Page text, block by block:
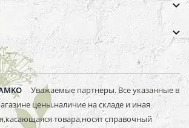
Уважаемые партнеры. Все указанные в
цены,наличие на складе и иная
товара,носят справочный